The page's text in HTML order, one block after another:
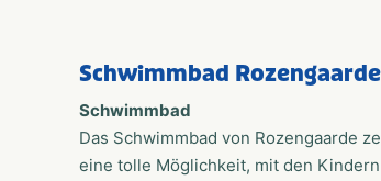
Schwimmbad
Schwimmbad
Das Schwimmbad von Rozengaarde
eine tolle Möglichkeit, mit den